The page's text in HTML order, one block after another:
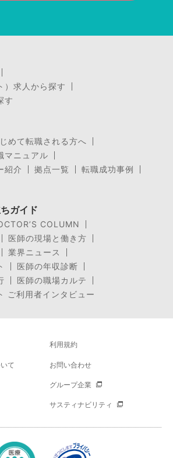
）求人から探す
す
めて転職される方へ
マニュアル
紹介
拠点一覧
転職成功事例
ガイド
COLUMN
医師の現場と働き方
業界ニュース
医師の年収診断
医師の職場カルテ
ご利用者インタビュー
利用規約
て お問い合わせ
グループ企業
サスティナビリティ